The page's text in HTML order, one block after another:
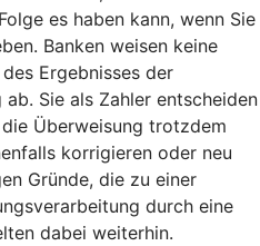
es haben kann, wenn Sie
Banken weisen keine
Ergebnisses der
Sie als Zahler entscheiden
Überweisung trotzdem
korrigieren oder neu
Gründe, die zu einer
durch eine
dabei weiterhin.